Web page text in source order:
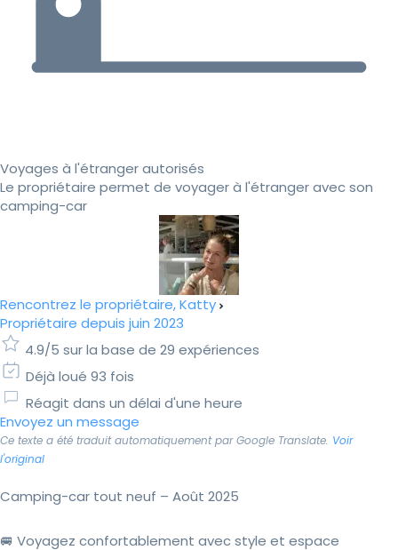
Voyages à l'étranger autorisés
Le propriétaire permet de voyager à l'étranger avec son
camping-car
Rencontrez le propriétaire, Katty
Propriétaire depuis juin 2023
4.9/5 sur la base de 29 expériences
Déjà loué 93 fois
Réagit dans un délai d'une heure
Envoyez un message
Ce texte a été traduit automatiquement par Google Translate. Voir
l'original
Camping-car tout neuf – Août 2025
🚐 Voyagez confortablement avec style et espace